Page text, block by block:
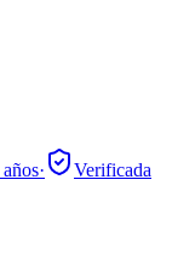
años·
Verificada